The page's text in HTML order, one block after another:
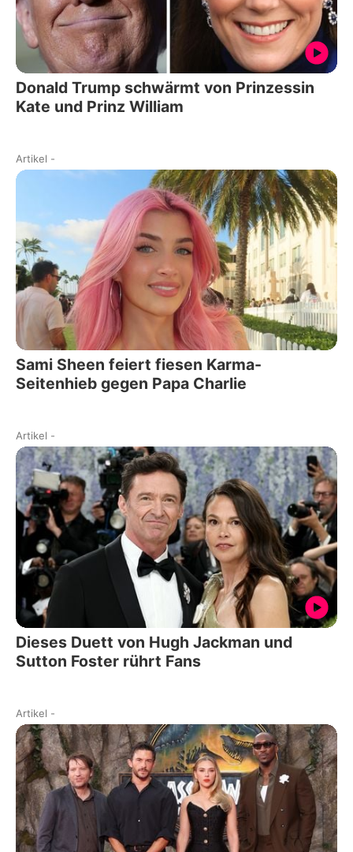
Donald Trump schwärmt von Prinzessin
Kate und Prinz William
Artikel -
Sami Sheen feiert fiesen Karma-
Seitenhieb gegen Papa Charlie
Artikel -
Dieses Duett von Hugh Jackman und
Sutton Foster rührt Fans
Artikel -